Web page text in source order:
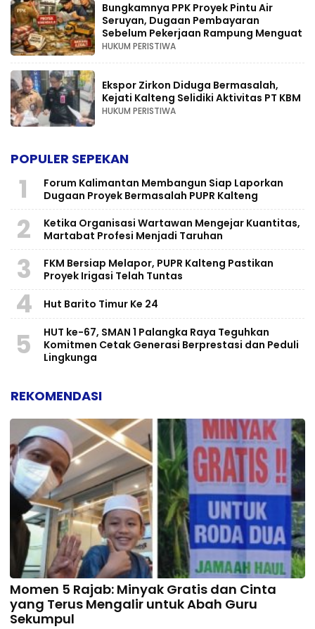
Bungkamnya PPK Proyek Pintu Air
Seruyan, Dugaan Pembayaran
Sebelum Pekerjaan Rampung Menguat
HUKUM PERISTIWA
Ekspor Zirkon Diduga Bermasalah,
Kejati Kalteng Selidiki Aktivitas PT KBM
HUKUM PERISTIWA
POPULER SEPEKAN
1
Forum Kalimantan Membangun Siap Laporkan
Dugaan Proyek Bermasalah PUPR Kalteng
2
Ketika Organisasi Wartawan Mengejar Kuantitas,
Martabat Profesi Menjadi Taruhan
3
FKM Bersiap Melapor, PUPR Kalteng Pastikan
Proyek Irigasi Telah Tuntas
4 Hut Barito Timur Ke 24
5
HUT ke-67, SMAN 1 Palangka Raya Teguhkan
Komitmen Cetak Generasi Berprestasi dan Peduli
Lingkunga
REKOMENDASI
Momen 5 Rajab: Minyak Gratis dan Cinta
yang Terus Mengalir untuk Abah Guru
Sekumpul